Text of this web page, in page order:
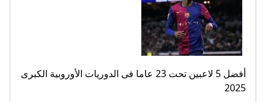
أفضل 5 لاعبين تحت 23 عاما فى الدوريات الأوروبية الكبرى
2025